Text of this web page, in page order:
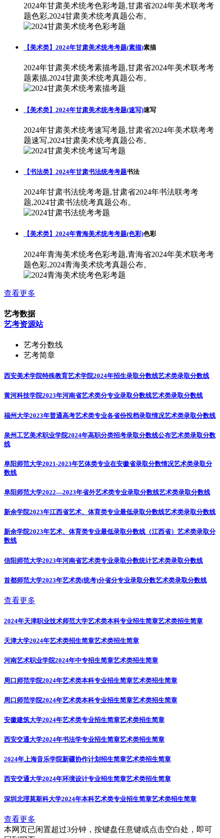
2024年甘肃美术统考色彩考题,甘肃省2024年美术联考考
题色彩,2024甘肃美术统考真题公布。
【美术类】2024年甘肃美术统考考题(素描)素描
2024年甘肃美术统考素描考题,甘肃省2024年美术联考考
题素描,2024甘肃美术统考真题公布。
【美术类】2024年甘肃美术统考考题(速写)速写
2024年甘肃美术统考速写考题,甘肃省2024年美术联考考
题速写,2024甘肃美术统考真题公布。
【书法类】2024年甘肃书法统考考题书法
2024年甘肃书法统考考题,甘肃省2024年书法联考考
题,2024甘肃书法统考真题公布。
【美术类】2024年青海美术统考考题(色彩)色彩
2024年青海美术统考色彩考题,青海省2024年美术联考考
题色彩,2024青海美术统考真题公布。
查看更多
艺考数据
艺考资源站
艺考分数线
艺考简章
西安美术学院特殊教育艺术学院2024年招生录取分数线艺术类录取分数线
黄河科技学院2023年河南省艺术类分专业录取分数线艺术类录取分数线
福州大学2023年普通高考艺术类专业各省份投档录取情况艺术类录取分数线
泉州工艺美术职业学院2024年高职分类招考录取分数线公布艺术类录取分数
线
阜阳师范大学2021-2023年艺体类专业在安徽省录取分数情况艺术类录取分
数线
阜阳师范大学2022—2023年省外艺术类专业录取分数线艺术类录取分数线
新余学院2023年江西省艺术、体育类专业最低录取分数线艺术类录取分数线
新余学院2023年艺术、体育类专业最低录取分数线（江西省） 艺术类录取分
数线
信阳师范大学2023年河南省艺术类专业录取分数统计艺术类录取分数线
首都师范大学2023年艺术类(统考)分省分专业录取分数艺术类录取分数线
查看更多
2024年天津职业技术师范大学艺术类本科专业招生简章艺术类招生简章
天津大学2024年艺术类招生简章艺术类招生简章
河南艺术职业学院2024年中专招生简章艺术类招生简章
周口师范学院2024年艺术类本科专业招生简章艺术类招生简章
周口师范学院2024年艺术类本科专业招生简章艺术类招生简章
安徽建筑大学2024年艺术类专业招生简章艺术类招生简章
西安交通大学2024年书法学专业招生简章艺术类招生简章
2024年上海音乐学院新疆协作计划招生简章艺术类招生简章
西安交通大学2024年环境设计专业招生简章艺术类招生简章
深圳北理莫斯科大学2024年本科艺术类专业招生简章艺术类招生简章
查看更多
本网页已闲置超过3分钟，按键盘任意键或点击空白处，即可